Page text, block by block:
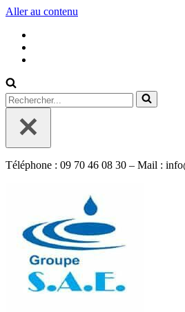
Aller au contenu
Rechercher...
Téléphone : 09 70 46 08 30 – Mail :